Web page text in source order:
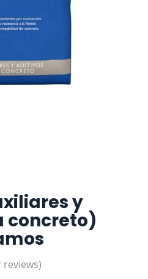
y
concreto)